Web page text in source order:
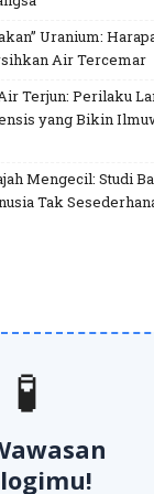
Uranium:
Air Tercemar
Terjun: Perilaku
yang Bikin
Mengecil: Studi
Tak
🧪